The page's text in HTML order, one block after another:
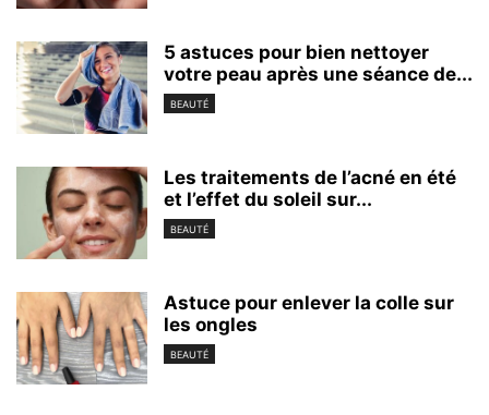
5 astuces pour bien nettoyer
votre peau après une séance de...
BEAUTÉ
Les traitements de l’acné en été
et l’effet du soleil sur...
BEAUTÉ
Astuce pour enlever la colle sur
les ongles
BEAUTÉ